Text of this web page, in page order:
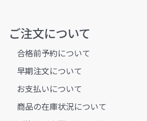
ご注文について
合格前予約について
早期注文について
お支払いについて
商品の在庫状況について